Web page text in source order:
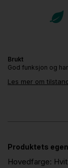
Brukt
God funksjon og
Les mer om
Produktets
Hovedfarge: Hvit